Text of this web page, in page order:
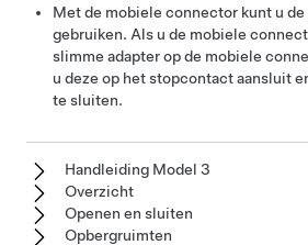
Met de mobiele connector kunt u
gebruiken. Als u de mobiele
slimme adapter op de mobiele
u deze op het stopcontact aansluit
te sluiten.
Handleiding Model 3
Overzicht
Openen en sluiten
Opbergruimten